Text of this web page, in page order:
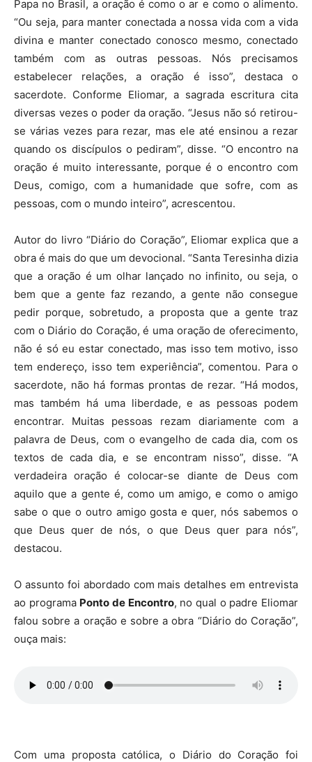
Papa no Brasil, a oração é como o ar e como o alimento.
“Ou seja, para manter conectada a nossa vida com a vida
divina e manter conectado conosco mesmo, conectado
também com as outras pessoas. Nós precisamos
estabelecer relações, a oração é isso”, destaca o
sacerdote. Conforme Eliomar, a sagrada escritura cita
diversas vezes o poder da oração. “Jesus não só retirou-
se várias vezes para rezar, mas ele até ensinou a rezar
quando os discípulos o pediram”, disse. “O encontro na
oração é muito interessante, porque é o encontro com
Deus, comigo, com a humanidade que sofre, com as
pessoas, com o mundo inteiro”, acrescentou.
Autor do livro “Diário do Coração”, Eliomar explica que a
obra é mais do que um devocional. “Santa Teresinha dizia
que a oração é um olhar lançado no infinito, ou seja, o
bem que a gente faz rezando, a gente não consegue
pedir porque, sobretudo, a proposta que a gente traz
com o Diário do Coração, é uma oração de oferecimento,
não é só eu estar conectado, mas isso tem motivo, isso
tem endereço, isso tem experiência”, comentou. Para o
sacerdote, não há formas prontas de rezar. “Há modos,
mas também há uma liberdade, e as pessoas podem
encontrar. Muitas pessoas rezam diariamente com a
palavra de Deus, com o evangelho de cada dia, com os
textos de cada dia, e se encontram nisso”, disse. “A
verdadeira oração é colocar-se diante de Deus com
aquilo que a gente é, como um amigo, e como o amigo
sabe o que o outro amigo gosta e quer, nós sabemos o
que Deus quer de nós, o que Deus quer para nós”,
destacou.
O assunto foi abordado com mais detalhes em entrevista
ao programa Ponto de Encontro, no qual o padre Eliomar
falou sobre a oração e sobre a obra “Diário do Coração”,
ouça mais:
Com uma proposta católica, o Diário do Coração foi